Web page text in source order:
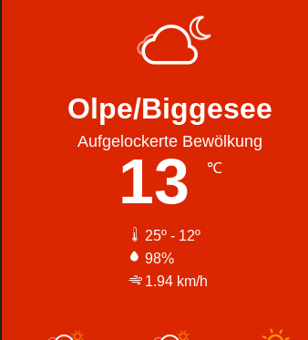
Olpe/Biggesee
Aufgelockerte Bewölkung
13 ℃
25º - 12º
98%
1.94 km/h